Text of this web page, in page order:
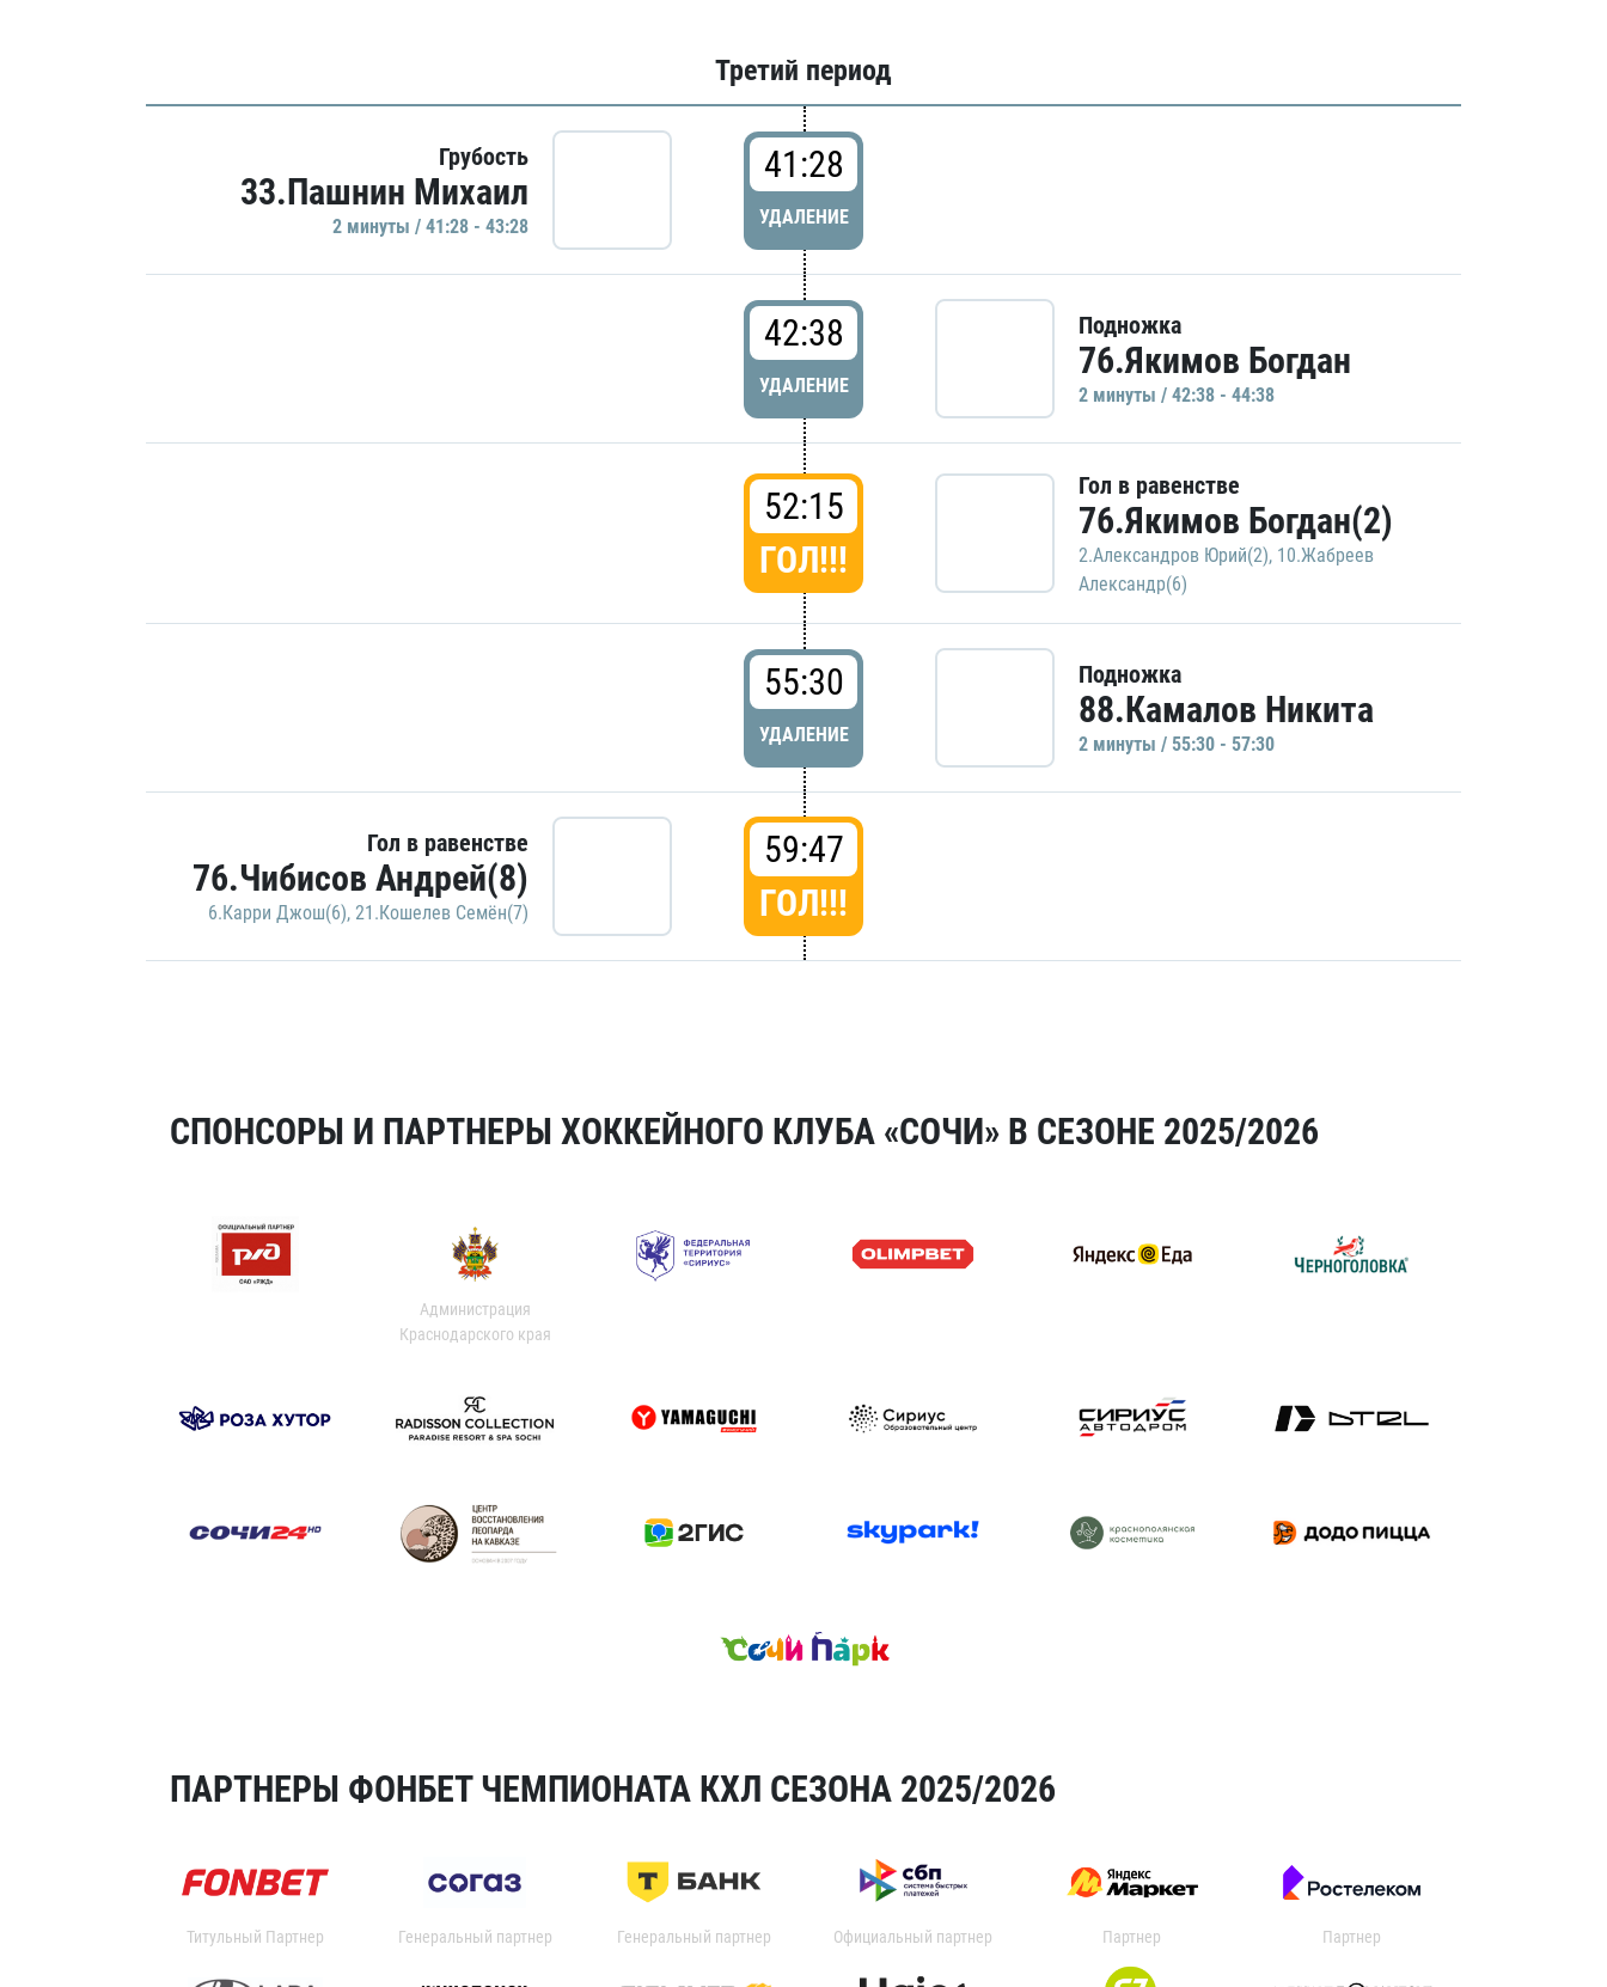
Третий период
Грубость
33.Пашнин Михаил
2 минуты / 41:28 - 43:28
41:28
УДАЛЕНИЕ
42:38
УДАЛЕНИЕ
Подножка
76.Якимов Богдан
2 минуты / 42:38 - 44:38
52:15
ГОЛ!!!
Гол в равенстве
76.Якимов Богдан(2)
2.Александров Юрий(2), 10.Жабреев
Александр(6)
55:30
УДАЛЕНИЕ
Подножка
88.Камалов Никита
2 минуты / 55:30 - 57:30
Гол в равенстве
76.Чибисов Андрей(8)
6.Карри Джош(6), 21.Кошелев Семён(7)
59:47
ГОЛ!!!
СПОНСОРЫ И ПАРТНЕРЫ ХОККЕЙНОГО КЛУБА «СОЧИ» В СЕЗОНЕ 2025/2026
Администрация
Краснодарского края
ПАРТНЕРЫ ФОНБЕТ ЧЕМПИОНАТА КХЛ СЕЗОНА 2025/2026
Титульный Партнер Генеральный партнер Генеральный партнер Официальный партнер Партнер Партнер